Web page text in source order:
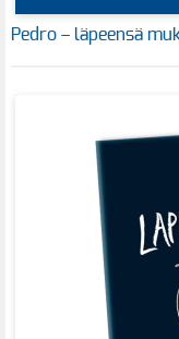
Pedro – läpeensä